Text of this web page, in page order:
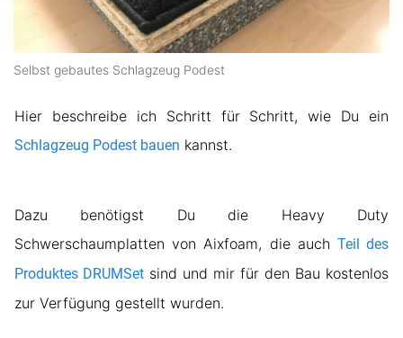
Selbst gebautes Schlagzeug Podest
Hier beschreibe ich Schritt für Schritt, wie Du ein
Schlagzeug Podest bauen kannst.
Dazu benötigst Du die Heavy Duty
Schwerschaumplatten von Aixfoam, die auch Teil des
Produktes DRUMSet sind und mir für den Bau kostenlos
zur Verfügung gestellt wurden.